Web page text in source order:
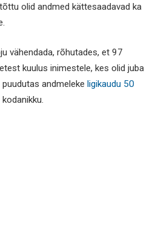
olid andmed kättesaadavad ka
vähendada, rõhutades, et 97
kuulus inimestele, kes olid juba
andmeleke ligikaudu 50
kodanikku.